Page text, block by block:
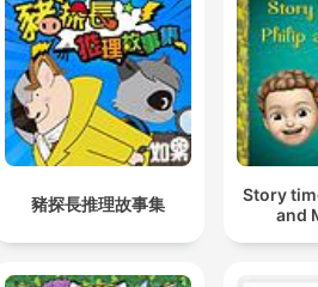
豬探長推理故事集
Story
and